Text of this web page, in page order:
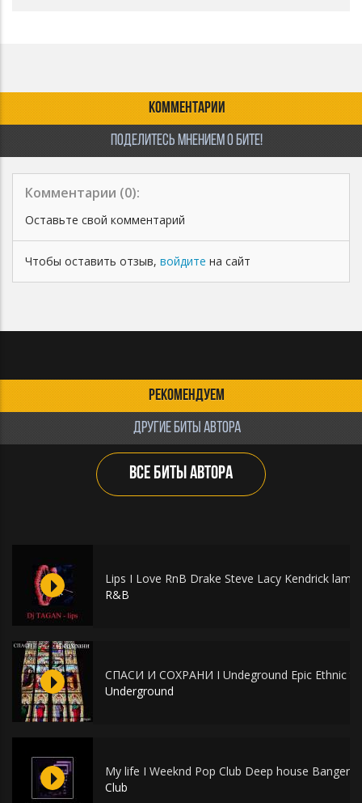
КОММЕНТАРИИ
ПОДЕЛИТЕСЬ МНЕНИЕМ О БИТЕ!
Комментарии (0):
Оставьте свой комментарий
Чтобы оставить отзыв, войдите на сайт
РЕКОМЕНДУЕМ
ДРУГИЕ БИТЫ АВТОРА
ВСЕ БИТЫ АВТОРА
Lips I Love RnB Drake Steve Lacy Kendrick
R&B
СПАСИ И СОХРАНИ I Undeground Epic Ethnic
Underground
My life I Weeknd Pop Club Deep house Banger
Club